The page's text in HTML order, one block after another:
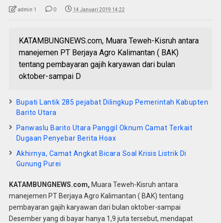
admin 1 0 14 Januari 2019 14:22
KATAMBUNGNEWS.com, Muara Teweh-Kisruh antara
manejemen PT Berjaya Agro Kalimantan ( BAK)
tentang pembayaran gajih karyawan dari bulan
oktober-sampai D
Bupati Lantik 285 pejabat Dilingkup Pemerintah Kabupten
Barito Utara
Panwaslu Barito Utara Panggil Oknum Camat Terkait
Dugaan Penyebar Berita Hoax
Akhirnya, Camat Angkat Bicara Soal Krisis Listrik Di
Gunung Purei
KATAMBUNGNEWS.com, Muara Teweh-Kisruh antara
manejemen PT Berjaya Agro Kalimantan ( BAK) tentang
pembayaran gajih karyawan dari bulan oktober-sampai
Desember yang di bayar hanya 1,9 juta tersebut, mendapat